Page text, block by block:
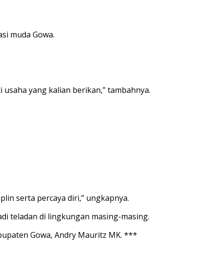
muda Gowa.
yang kalian berikan,” tambahnya.
serta percaya diri,” ungkapnya.
teladan di lingkungan masing-masing.
Gowa, Andry Mauritz MK. ***